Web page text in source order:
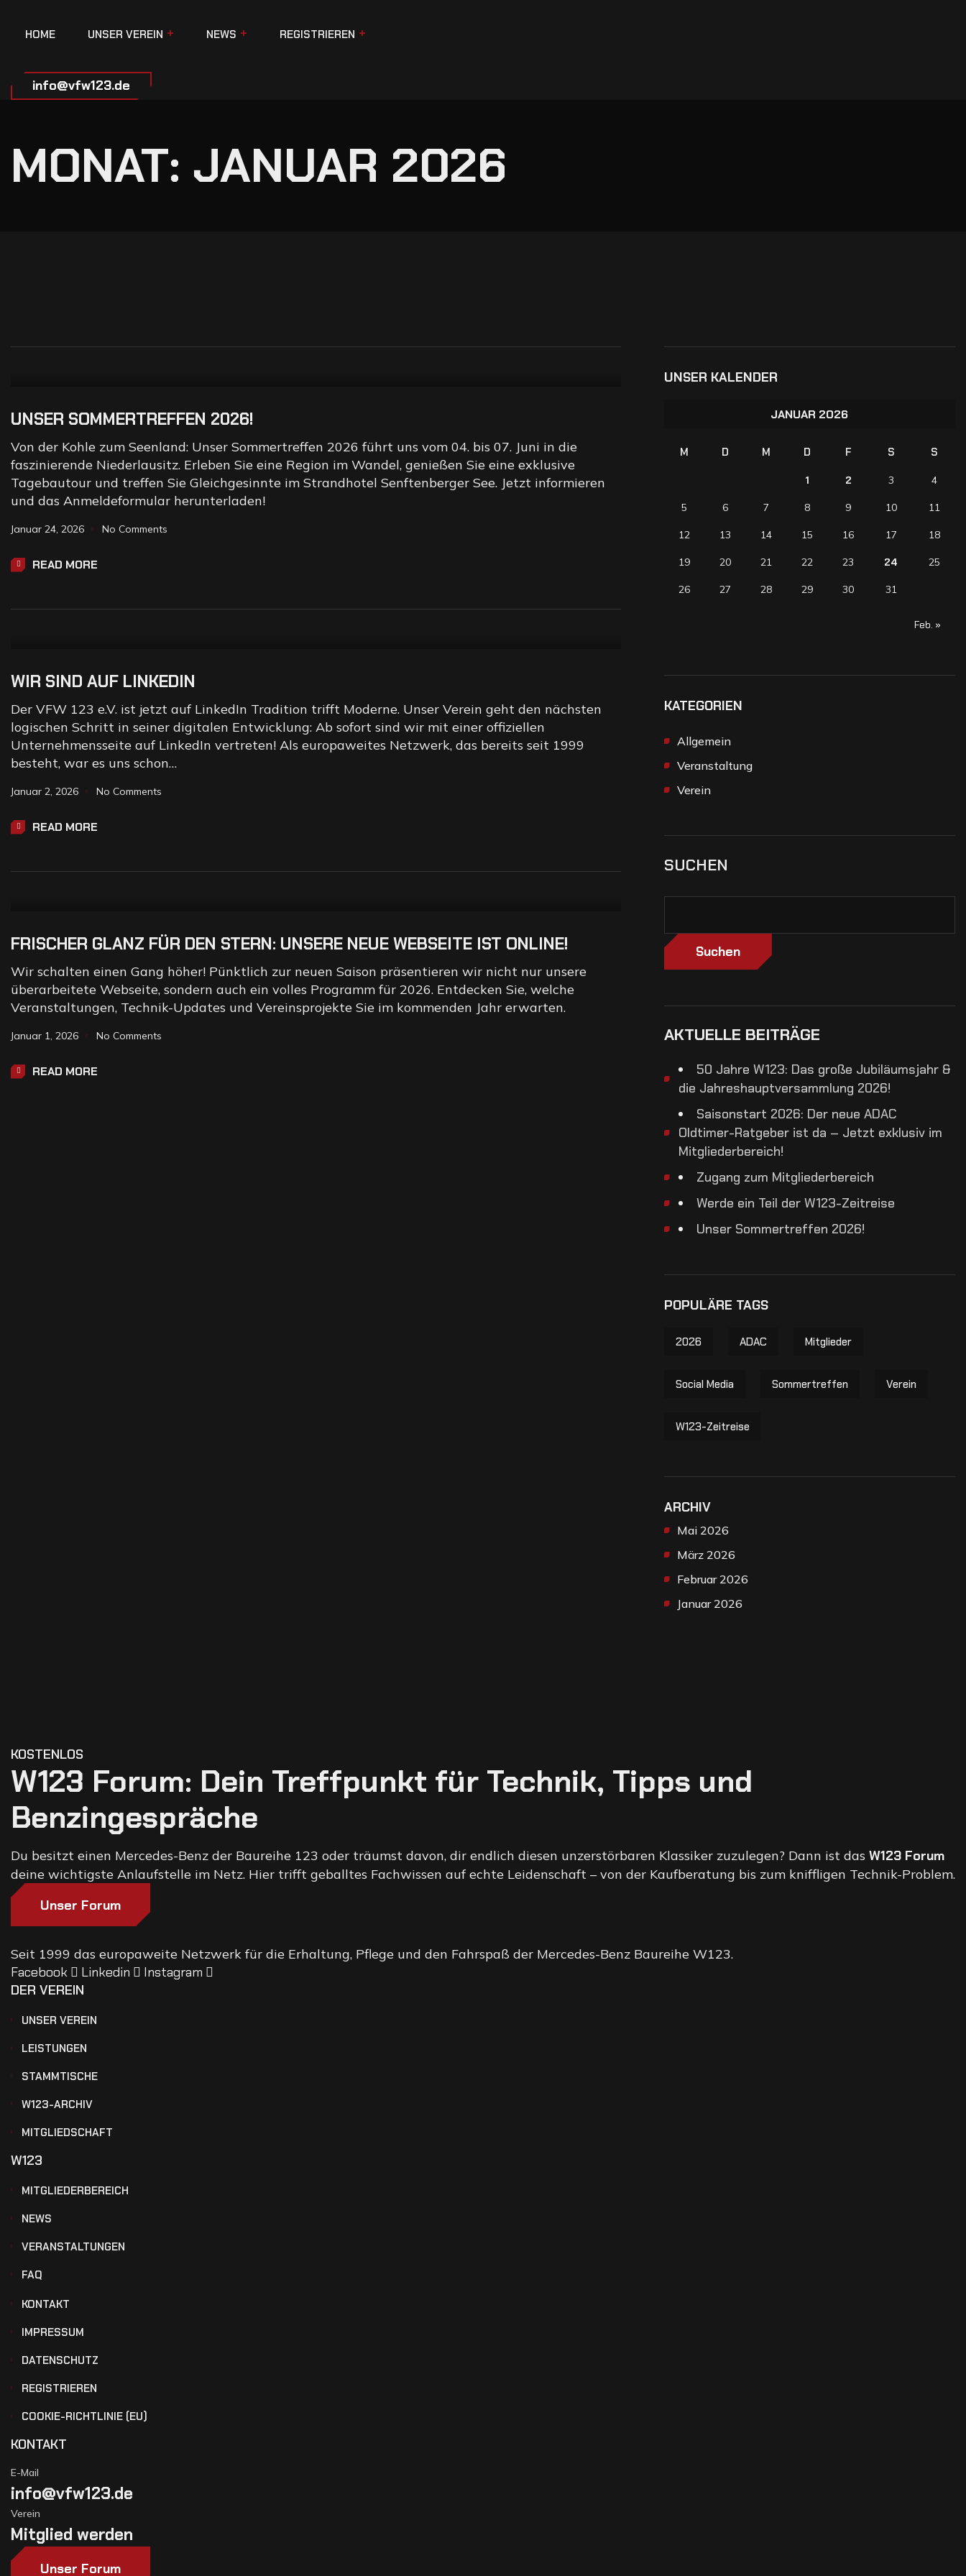
HOME UNSER VEREIN NEWS REGISTRIEREN
info@vfw123.de
MONAT: JANUAR 2026
UNSER SOMMERTREFFEN 2026!
Von der Kohle zum Seenland: Unser Sommertreffen 2026 führt uns vom 04. bis 07. Juni in die
faszinierende Niederlausitz. Erleben Sie eine Region im Wandel, genießen Sie eine exklusive
Tagebautour und treffen Sie Gleichgesinnte im Strandhotel Senftenberger See. Jetzt informieren
und das Anmeldeformular herunterladen!
Januar 24, 2026 No Comments
READ MORE
WIR SIND AUF LINKEDIN
Der VFW 123 e.V. ist jetzt auf LinkedIn Tradition trifft Moderne. Unser Verein geht den nächsten
logischen Schritt in seiner digitalen Entwicklung: Ab sofort sind wir mit einer offiziellen
Unternehmensseite auf LinkedIn vertreten! Als europaweites Netzwerk, das bereits seit 1999
besteht, war es uns schon…
Januar 2, 2026 No Comments
READ MORE
FRISCHER GLANZ FÜR DEN STERN: UNSERE NEUE WEBSEITE IST ONLINE!
Wir schalten einen Gang höher! Pünktlich zur neuen Saison präsentieren wir nicht nur unsere
überarbeitete Webseite, sondern auch ein volles Programm für 2026. Entdecken Sie, welche
Veranstaltungen, Technik-Updates und Vereinsprojekte Sie im kommenden Jahr erwarten.
Januar 1, 2026 No Comments
READ MORE
UNSER KALENDER
JANUAR 2026
M D M D F S S
1 2 3 4
5 6 7 8 9 10 11
12 13 14 15 16 17 18
19 20 21 22 23 24 25
26 27 28 29 30 31
Feb. »
KATEGORIEN
Allgemein
Veranstaltung
Verein
SUCHEN
Suchen
AKTUELLE BEITRÄGE
50 Jahre W123: Das große Jubiläumsjahr &
die Jahreshauptversammlung 2026!
Saisonstart 2026: Der neue ADAC
Oldtimer-Ratgeber ist da – Jetzt exklusiv im
Mitgliederbereich!
Zugang zum Mitgliederbereich
Werde ein Teil der W123-Zeitreise
Unser Sommertreffen 2026!
POPULÄRE TAGS
2026 ADAC Mitglieder
Social Media Sommertreffen Verein
W123-Zeitreise
ARCHIV
Mai 2026
März 2026
Februar 2026
Januar 2026
KOSTENLOS
W123 Forum: Dein Treffpunkt für Technik, Tipps und
Benzingespräche
Du besitzt einen Mercedes-Benz der Baureihe 123 oder träumst davon, dir endlich diesen unzerstörbaren Klassiker zuzulegen? Dann ist das W123 Forum
deine wichtigste Anlaufstelle im Netz. Hier trifft geballtes Fachwissen auf echte Leidenschaft – von der Kaufberatung bis zum kniffligen Technik-Problem.
Unser Forum
Seit 1999 das europaweite Netzwerk für die Erhaltung, Pflege und den Fahrspaß der Mercedes-Benz Baureihe W123.
Facebook Linkedin
Instagram
DER VEREIN
UNSER VEREIN
LEISTUNGEN
STAMMTISCHE
W123-ARCHIV
MITGLIEDSCHAFT
W123
MITGLIEDERBEREICH
NEWS
VERANSTALTUNGEN
FAQ
KONTAKT
IMPRESSUM
DATENSCHUTZ
REGISTRIEREN
COOKIE-RICHTLINIE (EU)
KONTAKT
E-Mail
info@vfw123.de
Verein
Mitglied werden
Unser Forum